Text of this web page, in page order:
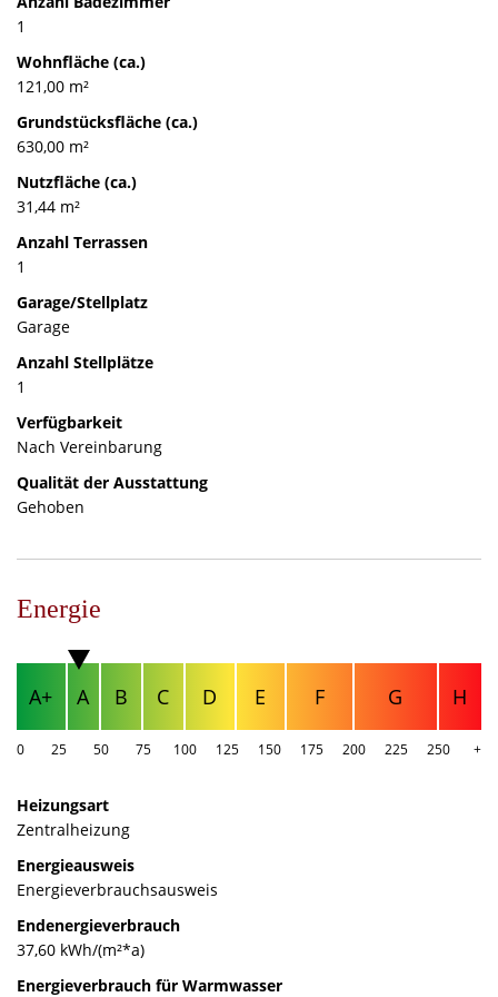
1
Wohnfläche (ca.)
121,00 m²
Grundstücksfläche (ca.)
630,00 m²
Nutzfläche (ca.)
31,44 m²
Anzahl Terrassen
1
Garage/Stellplatz
Garage
Anzahl Stellplätze
1
Verfügbarkeit
Nach Vereinbarung
Qualität der Ausstattung
Gehoben
Energie
A+ A B C D E F G H
0 25 50 75 100 125 150 175 200 225 250 +
Heizungsart
Zentralheizung
Energieausweis
Energieverbrauchsausweis
Endenergieverbrauch
37,60 kWh/(m²*a)
Energieverbrauch für Warmwasser